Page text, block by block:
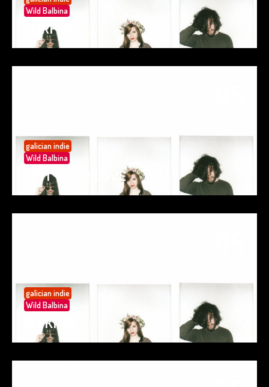
Wild Balbina
SURFIN’
galician indie
Wild Balbina
SPIT YOUR LOVE
galician indie
Wild Balbina
SO KIND